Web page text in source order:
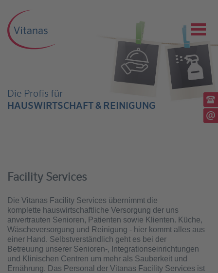
Die Profis für
HAUSWIRTSCHAFT & REINIGUNG
Facility Services
Die Vitanas Facility Services übernimmt die
komplette hauswirtschaftliche Versorgung der uns
anvertrauten Senioren, Patienten sowie Klienten. Küche,
Wäscheversorgung und Reinigung - hier kommt alles aus
einer Hand. Selbstverständlich geht es bei der
Betreuung unserer Senioren-, Integrationseinrichtungen
und Klinischen Centren um mehr als Sauberkeit und
Ernährung. Das Personal der Vitanas Facility Services ist